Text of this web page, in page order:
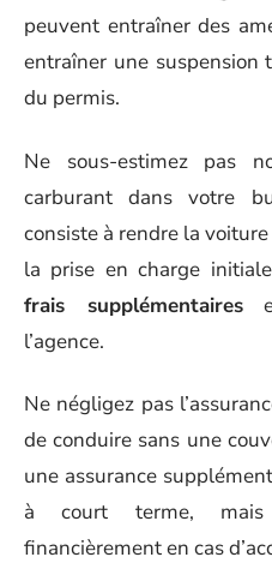
peuvent entraîner des
entraîner une suspension
du permis.
Ne sous-estimez pas
carburant dans votre
consiste à rendre la voiture
la prise en charge
frais supplémentaires
l’agence.
Ne négligez pas
de conduire sans une
une assurance
à court terme, mais
financièrement en cas